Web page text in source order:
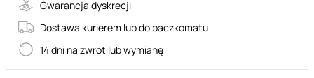
Gwarancja dyskrecji
Dostawa kurierem lub do paczkomatu
14 dni na zwrot lub wymianę